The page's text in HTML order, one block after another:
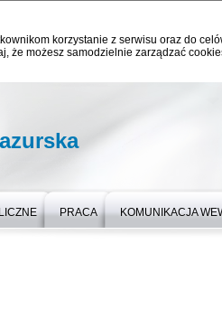
korzystanie z serwisu oraz do
że możesz samodzielnie zarządzać
PRACA KOMUNIKACJA